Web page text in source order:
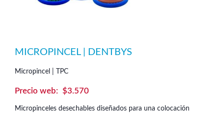
MICROPINCEL | DENTBYS
Micropincel | TPC
$3.570
Micropinceles desechables diseñados para una colocación